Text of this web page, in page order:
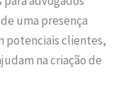
uma presença
potenciais clientes,
na criação de